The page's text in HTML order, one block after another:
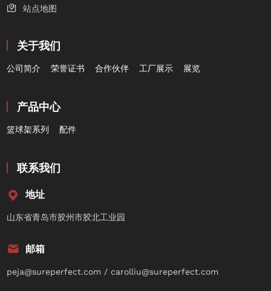
站点地图
关于我们
公司简介 荣誉证书 合作伙伴 工厂展示 展览
产品中心
篮球架系列 配件
联系我们
地址
山东省青岛市胶州市胶北工业园
邮箱
peja@sureperfect.com / carolliu@sureperfect.com